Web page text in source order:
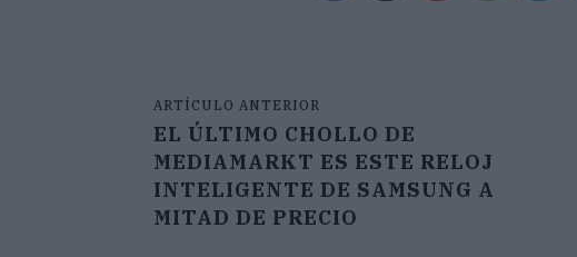
ARTÍCULO ANTERIOR
EL ÚLTIMO CHOLLO DE
MEDIAMARKT ES ESTE RELOJ
INTELIGENTE DE SAMSUNG A
MITAD DE PRECIO